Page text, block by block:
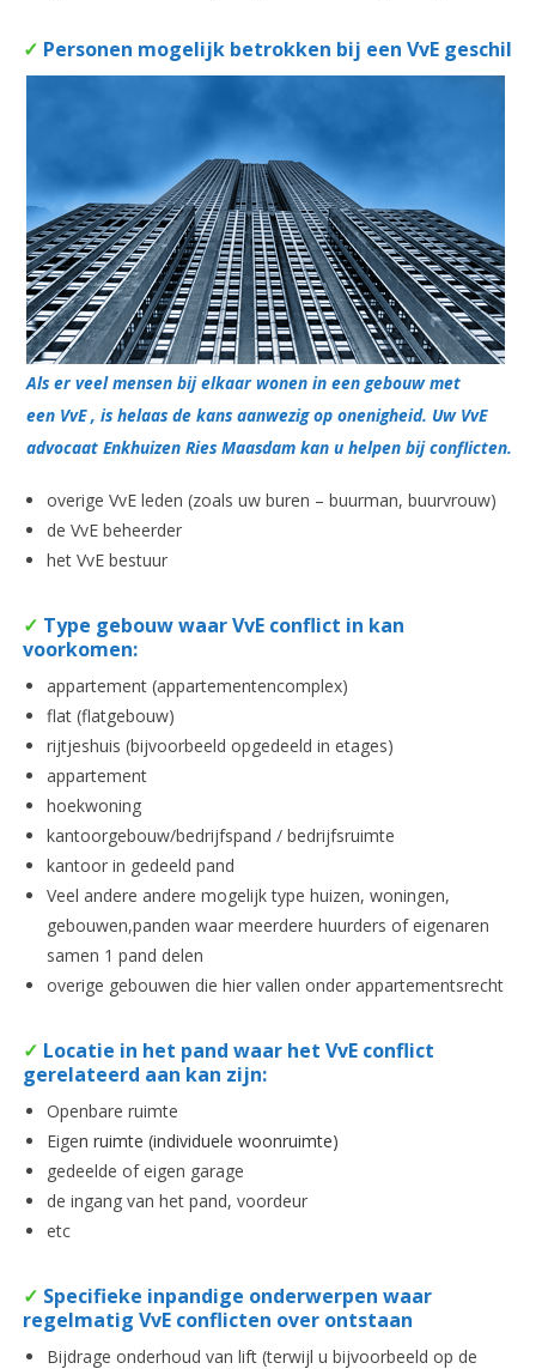
✓ Personen mogelijk betrokken bij een VvE geschil
Als er veel mensen bij elkaar wonen in een gebouw met
een VvE , is helaas de kans aanwezig op onenigheid. Uw VvE
advocaat Enkhuizen Ries Maasdam kan u helpen bij conflicten.
overige VvE leden (zoals uw buren – buurman, buurvrouw)
de VvE beheerder
het VvE bestuur
✓ Type gebouw waar VvE conflict in kan
voorkomen:
appartement (appartementencomplex)
flat (flatgebouw)
rijtjeshuis (bijvoorbeeld opgedeeld in etages)
appartement
hoekwoning
kantoorgebouw/bedrijfspand / bedrijfsruimte
kantoor in gedeeld pand
Veel andere andere mogelijk type huizen, woningen,
gebouwen,panden waar meerdere huurders of eigenaren
samen 1 pand delen
overige gebouwen die hier vallen onder appartementsrecht
✓ Locatie in het pand waar het VvE conflict
gerelateerd aan kan zijn:
Openbare ruimte
Eigen ruimte (individuele woonruimte)
gedeelde of eigen garage
de ingang van het pand, voordeur
etc
✓ Specifieke inpandige onderwerpen waar
regelmatig VvE conflicten over ontstaan
Bijdrage onderhoud van lift (terwijl u bijvoorbeeld op de